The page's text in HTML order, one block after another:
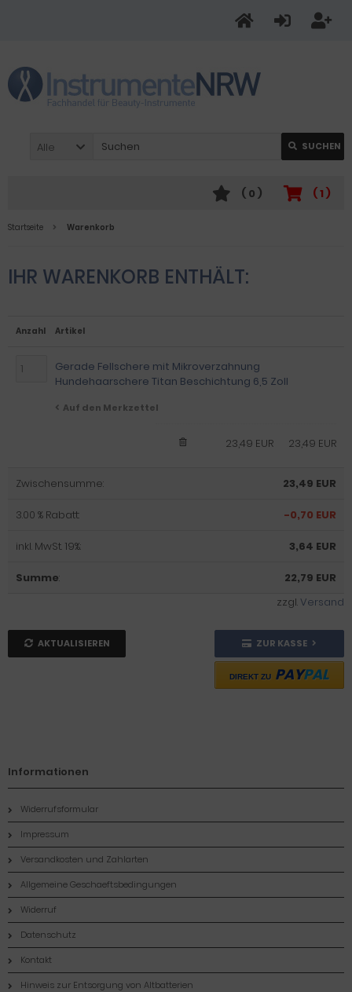
Alle SUCHEN
( 1 )
( 0 )
Startseite Warenkorb
IHR WARENKORB ENTHÄLT:
Anzahl Artikel
Gerade Fellschere mit Mikroverzahnung
Hundehaarschere Titan Beschichtung 6,5 Zoll
Auf den Merkzettel
23,49 EUR
23,49 EUR
Zwischensumme: 23,49 EUR
3.00 % Rabatt: -0,70 EUR
inkl. MwSt. 19%: 3,64 EUR
Summe:
22,79 EUR
zzgl.Versand
AKTUALISIEREN ZUR KASSE
DIREKT ZU PAYPAL
Informationen
Widerrufsformular
Impressum
Versandkosten und Zahlarten
Allgemeine Geschaeftsbedingungen
Widerruf
Datenschutz
Kontakt
Hinweis zur Entsorgung von Altbatterien